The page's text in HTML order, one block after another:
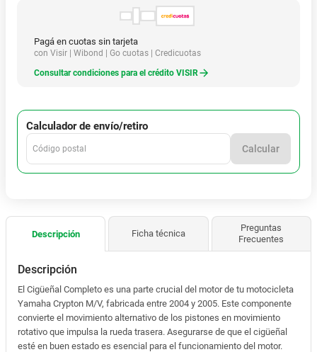
Pagá en cuotas sin tarjeta
con Visir | Wibond | Go cuotas | Credicuotas
Consultar condiciones para el crédito VISIR
Calculador de envío/retiro
Calcular
Descripción Ficha técnica
Preguntas
Frecuentes
Descripción
El Cigüeñal Completo es una parte crucial del motor de tu motocicleta
Yamaha Crypton M/V, fabricada entre 2004 y 2005. Este componente
convierte el movimiento alternativo de los pistones en movimiento
rotativo que impulsa la rueda trasera. Asegurarse de que el cigüeñal
esté en buen estado es esencial para el funcionamiento del motor.